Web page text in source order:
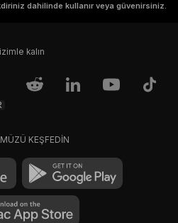
dahilinde kullanır veya güvenirsiniz.
kalın
KEŞFEDİN